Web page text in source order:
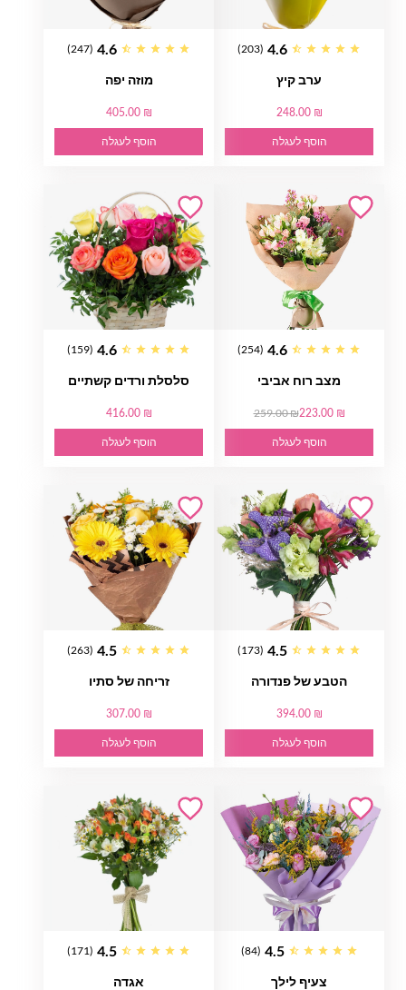
4.6
(203)
ערב קיץ
248.00 ₪
הוסף לעגלה
4.6
(247)
מוזה יפה
405.00 ₪
הוסף לעגלה
4.6
(254)
מצב רוח אביבי
223.00 ₪
259.00 ₪
הוסף לעגלה
4.6
(159)
סלסלת ורדים קשתיים
416.00 ₪
הוסף לעגלה
4.5
(173)
הטבע של פנדורה
394.00 ₪
הוסף לעגלה
4.5
(263)
זריחה של סתיו
307.00 ₪
הוסף לעגלה
4.5
(84)
צעיף לילך
4.5
(171)
אגדה